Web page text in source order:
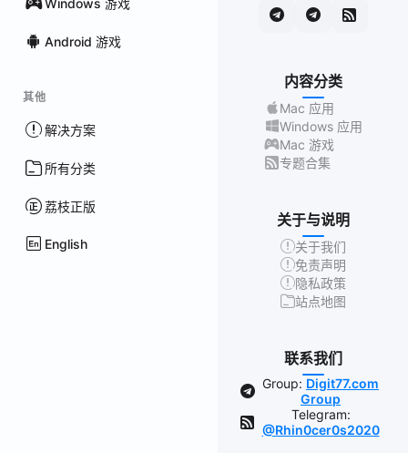
Windows 游戏
Android 游戏
其他
解决方案
所有分类
荔枝正版
English
内容分类
Mac 应用
Windows 应用
Mac 游戏
专题合集
关于与说明
关于我们
免责声明
隐私政策
站点地图
联系我们
Group: Digit77.com
Group
Telegram:
@Rhin0cer0s2020